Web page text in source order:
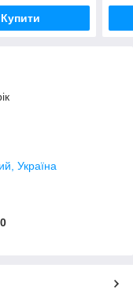
Купити
Україна